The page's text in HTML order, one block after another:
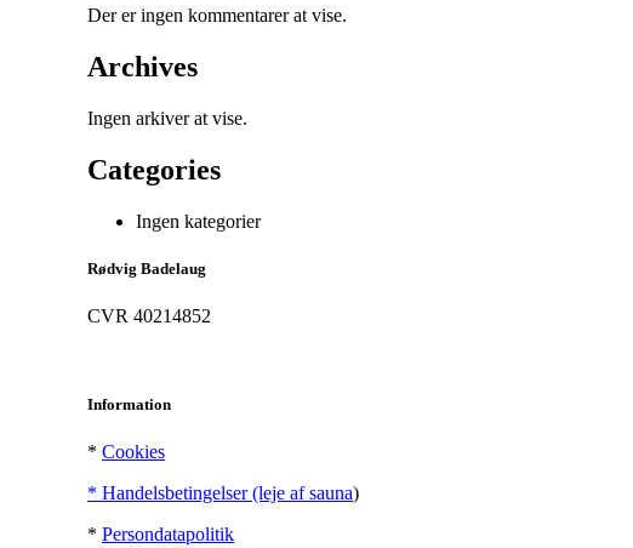
Der er ingen kommentarer at vise.
Archives
Ingen arkiver at vise.
Categories
Ingen kategorier
Rødvig Badelaug
CVR 40214852
Information
* Cookies
* Handelsbetingelser (leje af sauna)
* Persondatapolitik